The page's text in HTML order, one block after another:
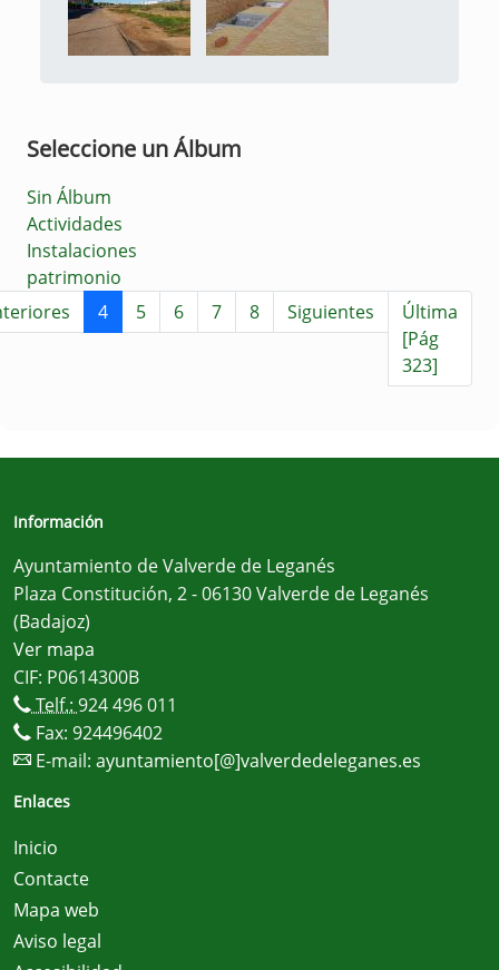
Seleccione un Álbum
Sin Álbum
Actividades
Instalaciones
patrimonio
4 5 6 7 8 Siguientes
Última
[Pág
323]
Información
Ayuntamiento de Valverde de Leganés
Plaza Constitución, 2 - 06130 Valverde de Leganés
(Badajoz)
Ver mapa
CIF: P0614300B
Telf.: 924 496 011
Fax: 924496402
E-mail: ayuntamiento[@]valverdedeleganes.es
Enlaces
Inicio
Contacte
Mapa web
Aviso legal